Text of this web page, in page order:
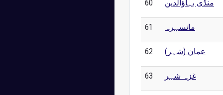
60 منڈی بہاؤالدین
61 مانسہرہ
62 عمان (شہر)
63 غزہ شہر